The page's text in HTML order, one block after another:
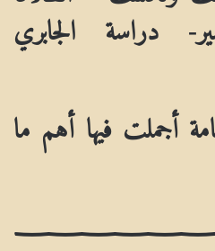
دراسة الجابري
أجملت فيها أهم ما